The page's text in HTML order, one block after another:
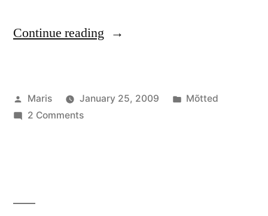
Continue reading “Ellu
rohkem
Posted
by
Maris January 25, 2009
Posted
Mõtted
2 Commentson